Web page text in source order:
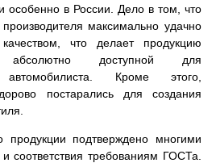
особенно в России. Дело в том, что
максимально удачно
что делает продукцию
абсолютно доступной для
автомобилиста. Кроме этого,
постарались для создания
продукции подтверждено многими
соответствия требованиям ГОСТа.